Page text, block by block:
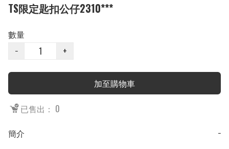
TS限定匙扣公仔2310***
數量
−
+
加至購物車
已售出： 0
簡介
−